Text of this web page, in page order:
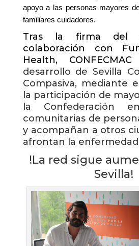
apoyo a las personas mayores
familiares cuidadores.
Tras la firma del
colaboración con
Health,
desarrollo de Sevilla
Compasiva, mediante
la participación de
la Confederación
comunitarias de
y acompañan a otros
afrontan la enfermedad
!La red sigue
Sevilla!